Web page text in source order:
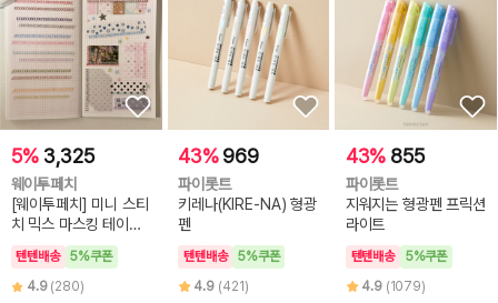
5% 3,325
웨이투페치
[웨이투페치] 미니 스티
치 믹스 마스킹 테이프
(6종 선택)
텐텐배송
5%쿠폰
4.9 (280)
43% 969
파이롯트
키레나(KIRE-NA) 형광
펜
텐텐배송
5%쿠폰
4.9 (421)
43% 855
파이롯트
지워지는 형광펜 프릭션
라이트
텐텐배송
5%쿠폰
4.9 (1079)